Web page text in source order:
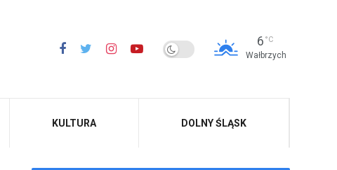
6 °C
Wałbrzych
KULTURA DOLNY ŚLĄSK